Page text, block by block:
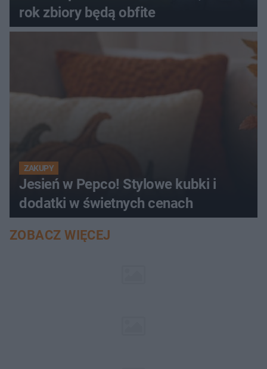
rok zbiory będą obfite
ZAKUPY
Jesień w Pepco! Stylowe kubki i
dodatki w świetnych cenach
ZOBACZ WIĘCEJ